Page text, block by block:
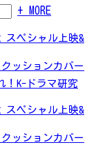
+ MORE
スペシャル上映&
ッションカバー
！K-ドラマ研究
スペシャル上映&
ッションカバー